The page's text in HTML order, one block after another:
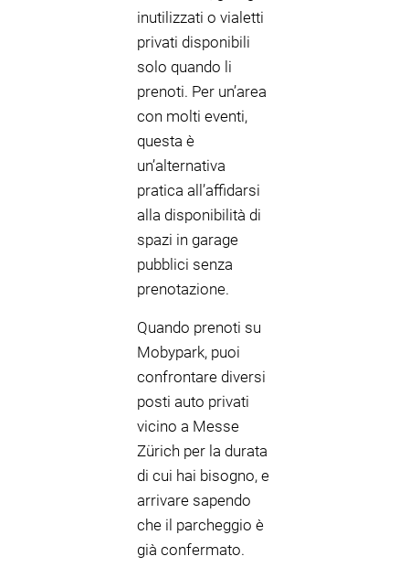
inutilizzati o vialetti
privati disponibili
solo quando li
prenoti. Per un’area
con molti eventi,
questa è
un’alternativa
pratica all’affidarsi
alla disponibilità di
spazi in garage
pubblici senza
prenotazione.
Quando prenoti su
Mobypark, puoi
confrontare diversi
posti auto privati
vicino a Messe
Zürich per la durata
di cui hai bisogno, e
arrivare sapendo
che il parcheggio è
già confermato.